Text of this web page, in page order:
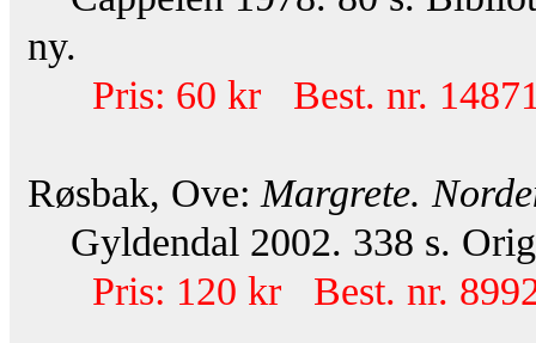
ny.
Pris: 60 kr Best. nr.
Røsbak, Ove: Margrete.
Gyldendal 2002. 338 s.
Pris: 120 kr Best. nr.